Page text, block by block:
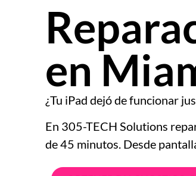
en
¿Tu iPad dejó de funcionar
En 305-TECH Solutions
de 45 minutos. Desde